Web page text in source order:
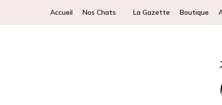
Accueil Nos Chats La Gazette Boutique